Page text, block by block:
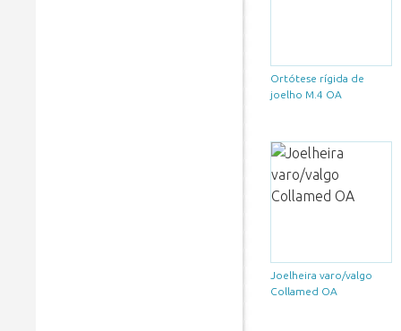
Ortótese rígida de
joelho M.4 OA
Joelheira varo/valgo
Collamed OA